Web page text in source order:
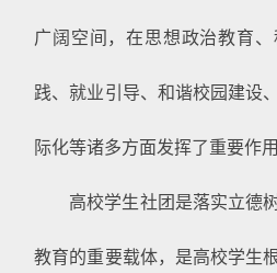
广阔空间，在思想政治教育
践、就业引导、和谐校园建设
际化等诸多方面发挥了重要作用
高校学生社团是落实立德
教育的重要载体，是高校学生